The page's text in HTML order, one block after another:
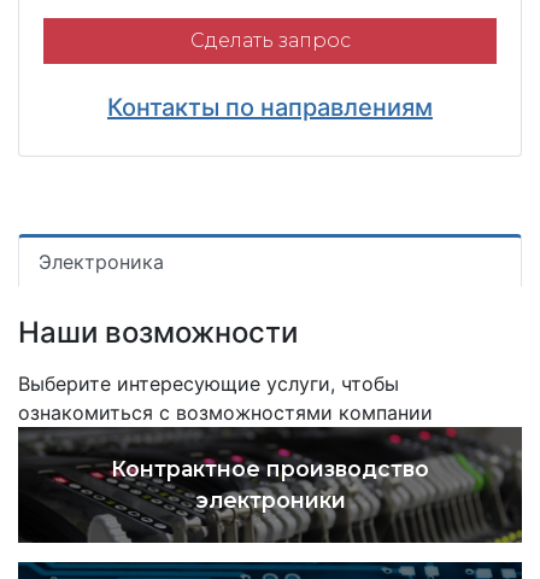
Сделать запрос
Контакты по направлениям
Электроника
Наши возможности
Выберите интересующие услуги, чтобы
ознакомиться с возможностями компании
Контрактное производство
электроники